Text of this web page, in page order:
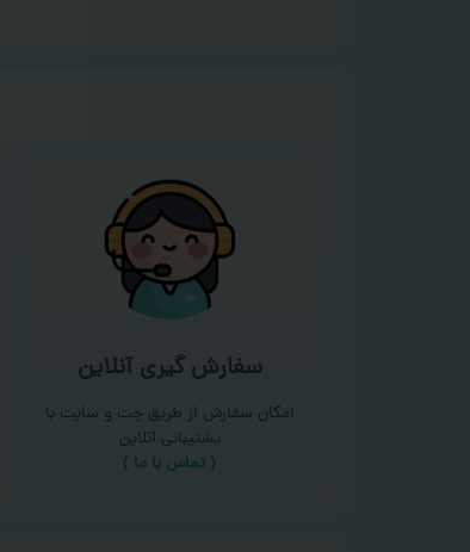
سفارش گیری آنلاین
امکان سفارش از طریق چت و سایت با
پشتیبانی آنلاین
( تماس با ما‌ )